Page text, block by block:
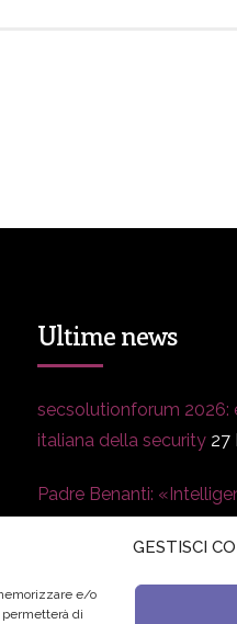
GESTISCI
e/o
di
Ultime news
secsolutionforum 2026:
italiana della security 27
Padre Benanti:
21 Luglio
Edvance – Digital